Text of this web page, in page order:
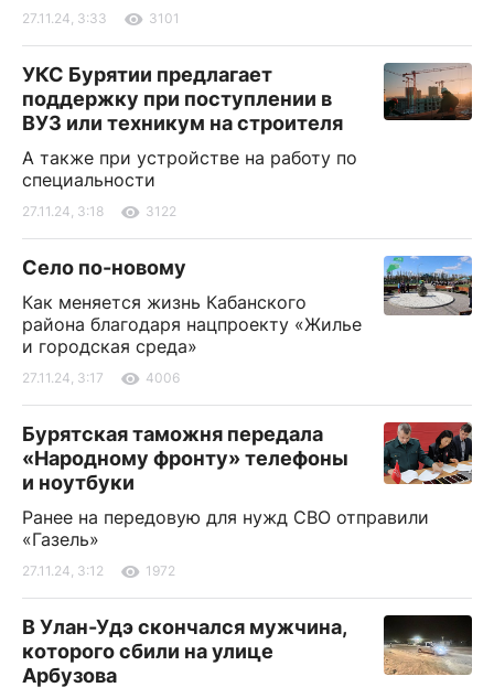
27.11.24, 3:33 3101
УКС Бурятии предлагает
поддержку при поступлении в
ВУЗ или техникум на строителя
А также при устройстве на работу по
специальности
27.11.24, 3:18 3122
Село по-новому
Как меняется жизнь Кабанского
района благодаря нацпроекту «Жилье
и городская среда»
27.11.24, 3:17 4006
Бурятская таможня передала
«Народному фронту» телефоны
и ноутбуки
Ранее на передовую для нужд СВО отправили
«Газель»
27.11.24, 3:12 1972
В Улан-Удэ скончался мужчина,
которого сбили на улице
Арбузова